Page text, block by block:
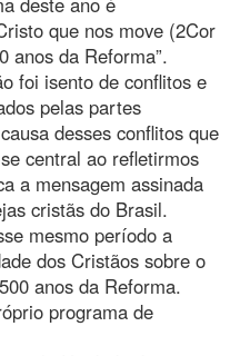
que nos move (2Cor
anos da Reforma”.
foi isento de conflitos e
pelas partes
desses conflitos que
central ao refletirmos
a mensagem assinada
cristãs do Brasil.
mesmo período a
dos Cristãos sobre o
anos da Reforma.
programa de